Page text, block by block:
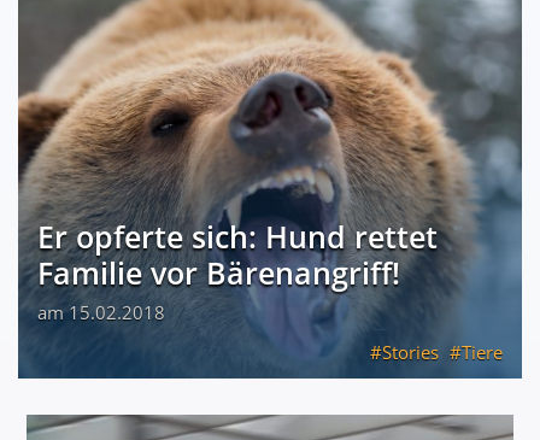
Er opferte sich: Hund rettet
Familie vor Bärenangriff!
am 15.02.2018
Stories
Tiere